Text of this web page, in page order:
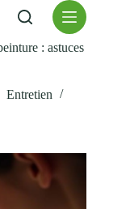
: astuces
Entretien